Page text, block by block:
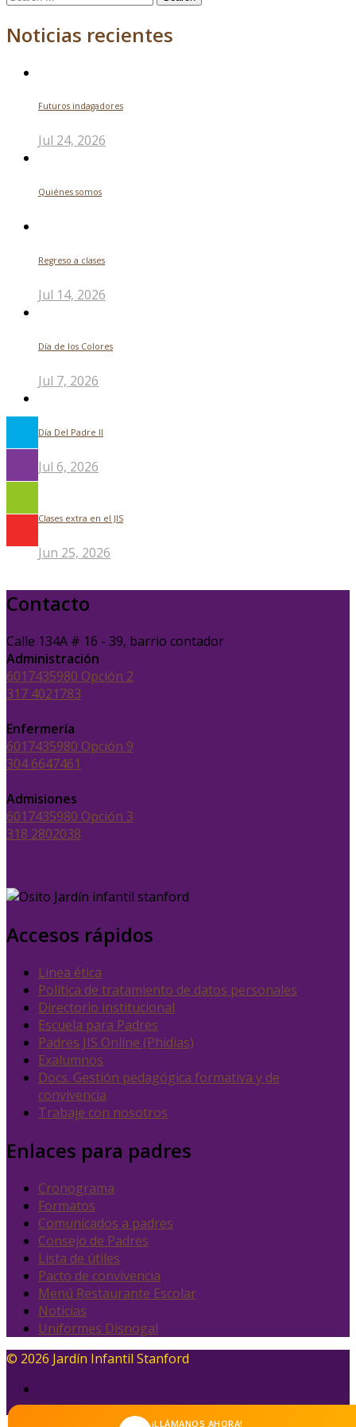
Noticias recientes
Futuros indagadores
Jul 24, 2026
Quiénes somos
Regreso a clases
Jul 14, 2026
Día de los Colores
Jul 7, 2026
Día Del Padre ll
Jul 6, 2026
Clases extra en el JIS
Jun 25, 2026
Contacto
Calle 134A # 16 - 39, barrio contador
Administración
6017435980 Opción 2
317 4021783
Enfermería
6017435980 Opción 9
304 6647461
Admisiones
6017435980 Opción 3
318 2802038
Accesos rápidos
Línea ética
Política de tratamiento de datos personales
Directorio institucional
Escuela para Padres
Padres JIS Online (Phidias)
Exalumnos
Docs. Gestión pedagógica formativa y de
convivencia
Trabaje con nosotros
Enlaces para padres
Cronograma
Formatos
Comunicados a padres
Consejo de Padres
Lista de útiles
Pacto de convivencia
Menú Restaurante Escolar
Noticias
Uniformes Disnogal
© 2026 Jardín Infantil Stanford
¡LLÁMANOS AHORA!